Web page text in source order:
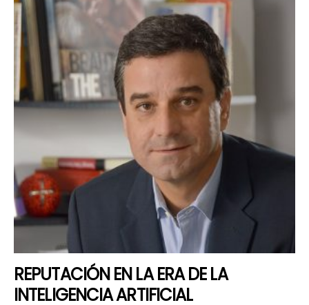
REPUTACIÓN EN LA ERA DE LA
INTELIGENCIA ARTIFICIAL